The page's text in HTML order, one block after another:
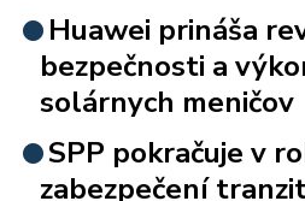
Huawei prináša
bezpečnosti a
solárnych meničov
SPP pokračuje v
zabezpečení